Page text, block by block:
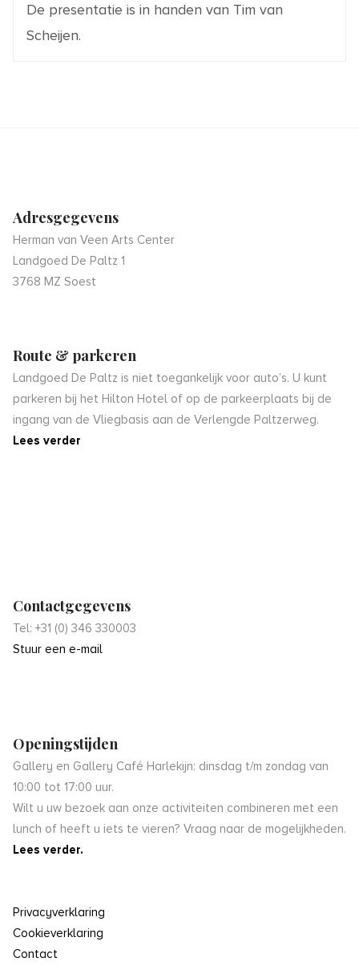
De presentatie is in handen van Tim van
Scheijen.
Adresgegevens
Herman van Veen Arts Center
Landgoed De Paltz 1
3768 MZ Soest
Route & parkeren
Landgoed De Paltz is niet toegankelijk voor auto’s. U kunt
parkeren bij het Hilton Hotel of op de parkeerplaats bij de
ingang van de Vliegbasis aan de Verlengde Paltzerweg.
Lees verder
Contactgegevens
Tel: +31 (0) 346 330003
Stuur een e-mail
Openingstijden
Gallery en Gallery Café Harlekijn: dinsdag t/m zondag van
10:00 tot 17:00 uur.
Wilt u uw bezoek aan onze activiteiten combineren met een
lunch of heeft u iets te vieren? Vraag naar de mogelijkheden.
Lees verder.
Privacyverklaring
Cookieverklaring
Contact